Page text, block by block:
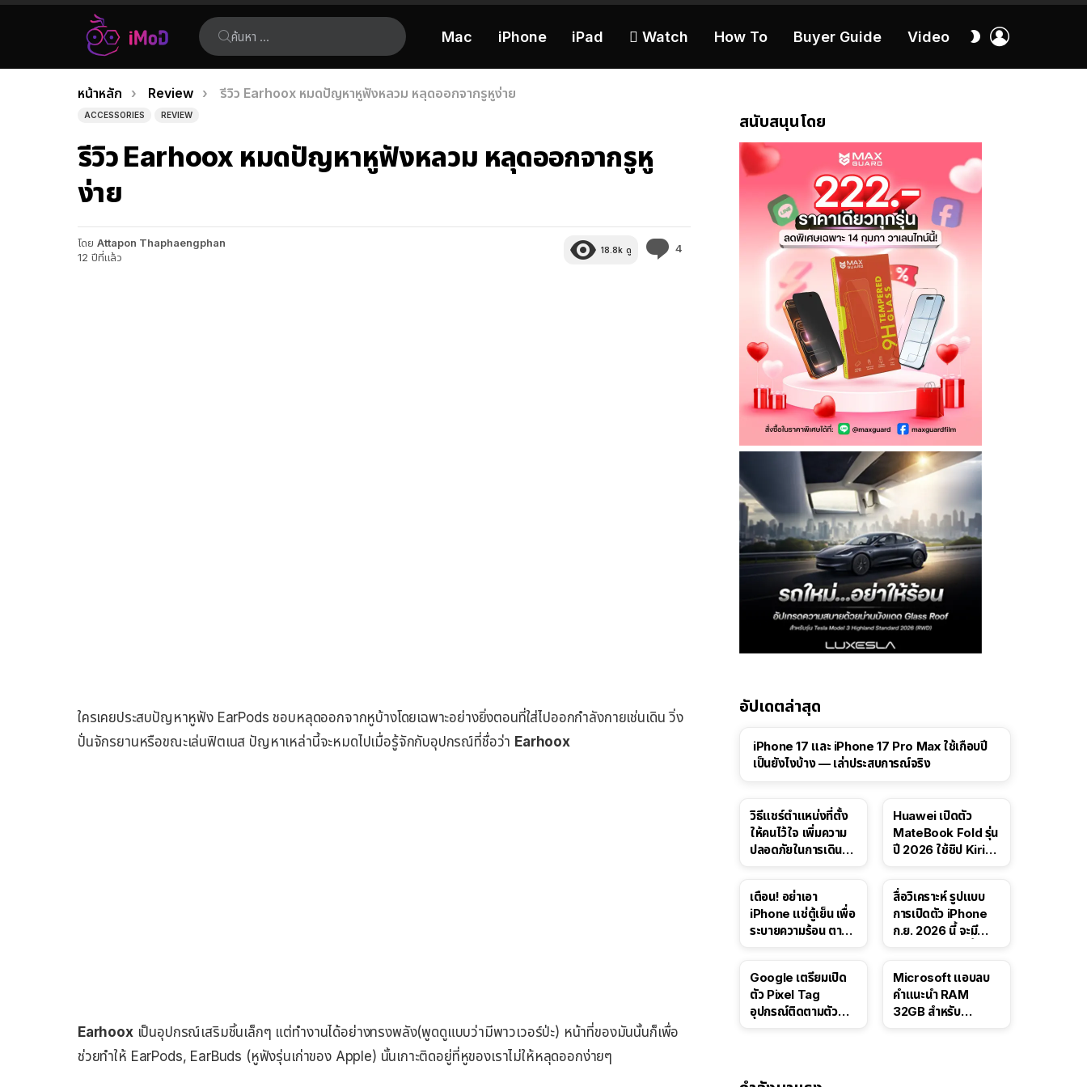
ค้นหา:
Mac iPhone iPad  Watch How To Buyer Guide Video
สลับ
เรื่อง
ล่าสุด
คุณอยู่ที่นี่:
หน้าหลัก Review รีวิว Earhoox หมดปัญหาหูฟังหลวม หลุดออกจากรูหูง่าย
ACCESSORIES REVIEW
รีวิว Earhoox หมดปัญหาหูฟังหลวม หลุดออกจากรูหู
ง่าย
โดย Attapon Thaphaengphan
12 ปีที่แล้ว
18.8k ดู 4
ใครเคยประสบปัญหาหูฟัง EarPods ชอบหลุดออกจากหูบ้างโดยเฉพาะอย่างยิ่งตอนที่ใส่ไปออกกำลังกายเช่นเดิน วิ่ง
ปั่นจักรยานหรือขณะเล่นฟิตเนส ปัญหาเหล่านี้จะหมดไปเมื่อรู้จักกับอุปกรณ์ที่ชื่อว่า Earhoox
Earhooxเป็นอุปกรณ์เสริมชิ้นเล็กๆ แต่ทำงานได้อย่างทรงพลัง(พูดดูแบบว่ามีพาวเวอร์ป่ะ) หน้าที่ของมันนั้นก็เพื่อ
ช่วยทำให้ EarPods, EarBuds (หูฟังรุ่นเก่าของ Apple) นั้นเกาะติดอยู่ที่หูของเราไม่ให้หลุดออกง่ายๆ
สนับสนุนโดย
อัปเดตล่าสุด
41:47
iPhone 17 และ iPhone 17 Pro Max ใช้เกือบปี
เป็นยังไงบ้าง — เล่าประสบการณ์จริง
วิธีแชร์ตำแหน่งที่ตั้ง
ให้คนไว้ใจ เพิ่มความ
ปลอดภัยในการเดิน
Huawei เปิดตัว
MateBook Fold รุ่น
ปี 2026 ใช้ชิป Kirin
เตือน! อย่าเอา
iPhone แช่ตู้เย็น เพื่อ
ระบายความร้อน ตาม
สื่อวิเคราะห์ รูปแบบ
การเปิดตัว iPhone
ก.ย. 2026 นี้ จะมี
Google เตรียมเปิด
ตัว Pixel Tag
อุปกรณ์ติดตามตัว
Microsoft แอบลบ
คำแนะนำ RAM
32GB สำหรับ